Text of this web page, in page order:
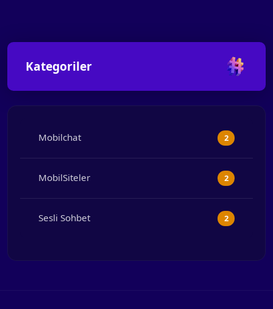
Kategoriler
Mobilchat 2
MobilSiteler 2
Sesli Sohbet 2